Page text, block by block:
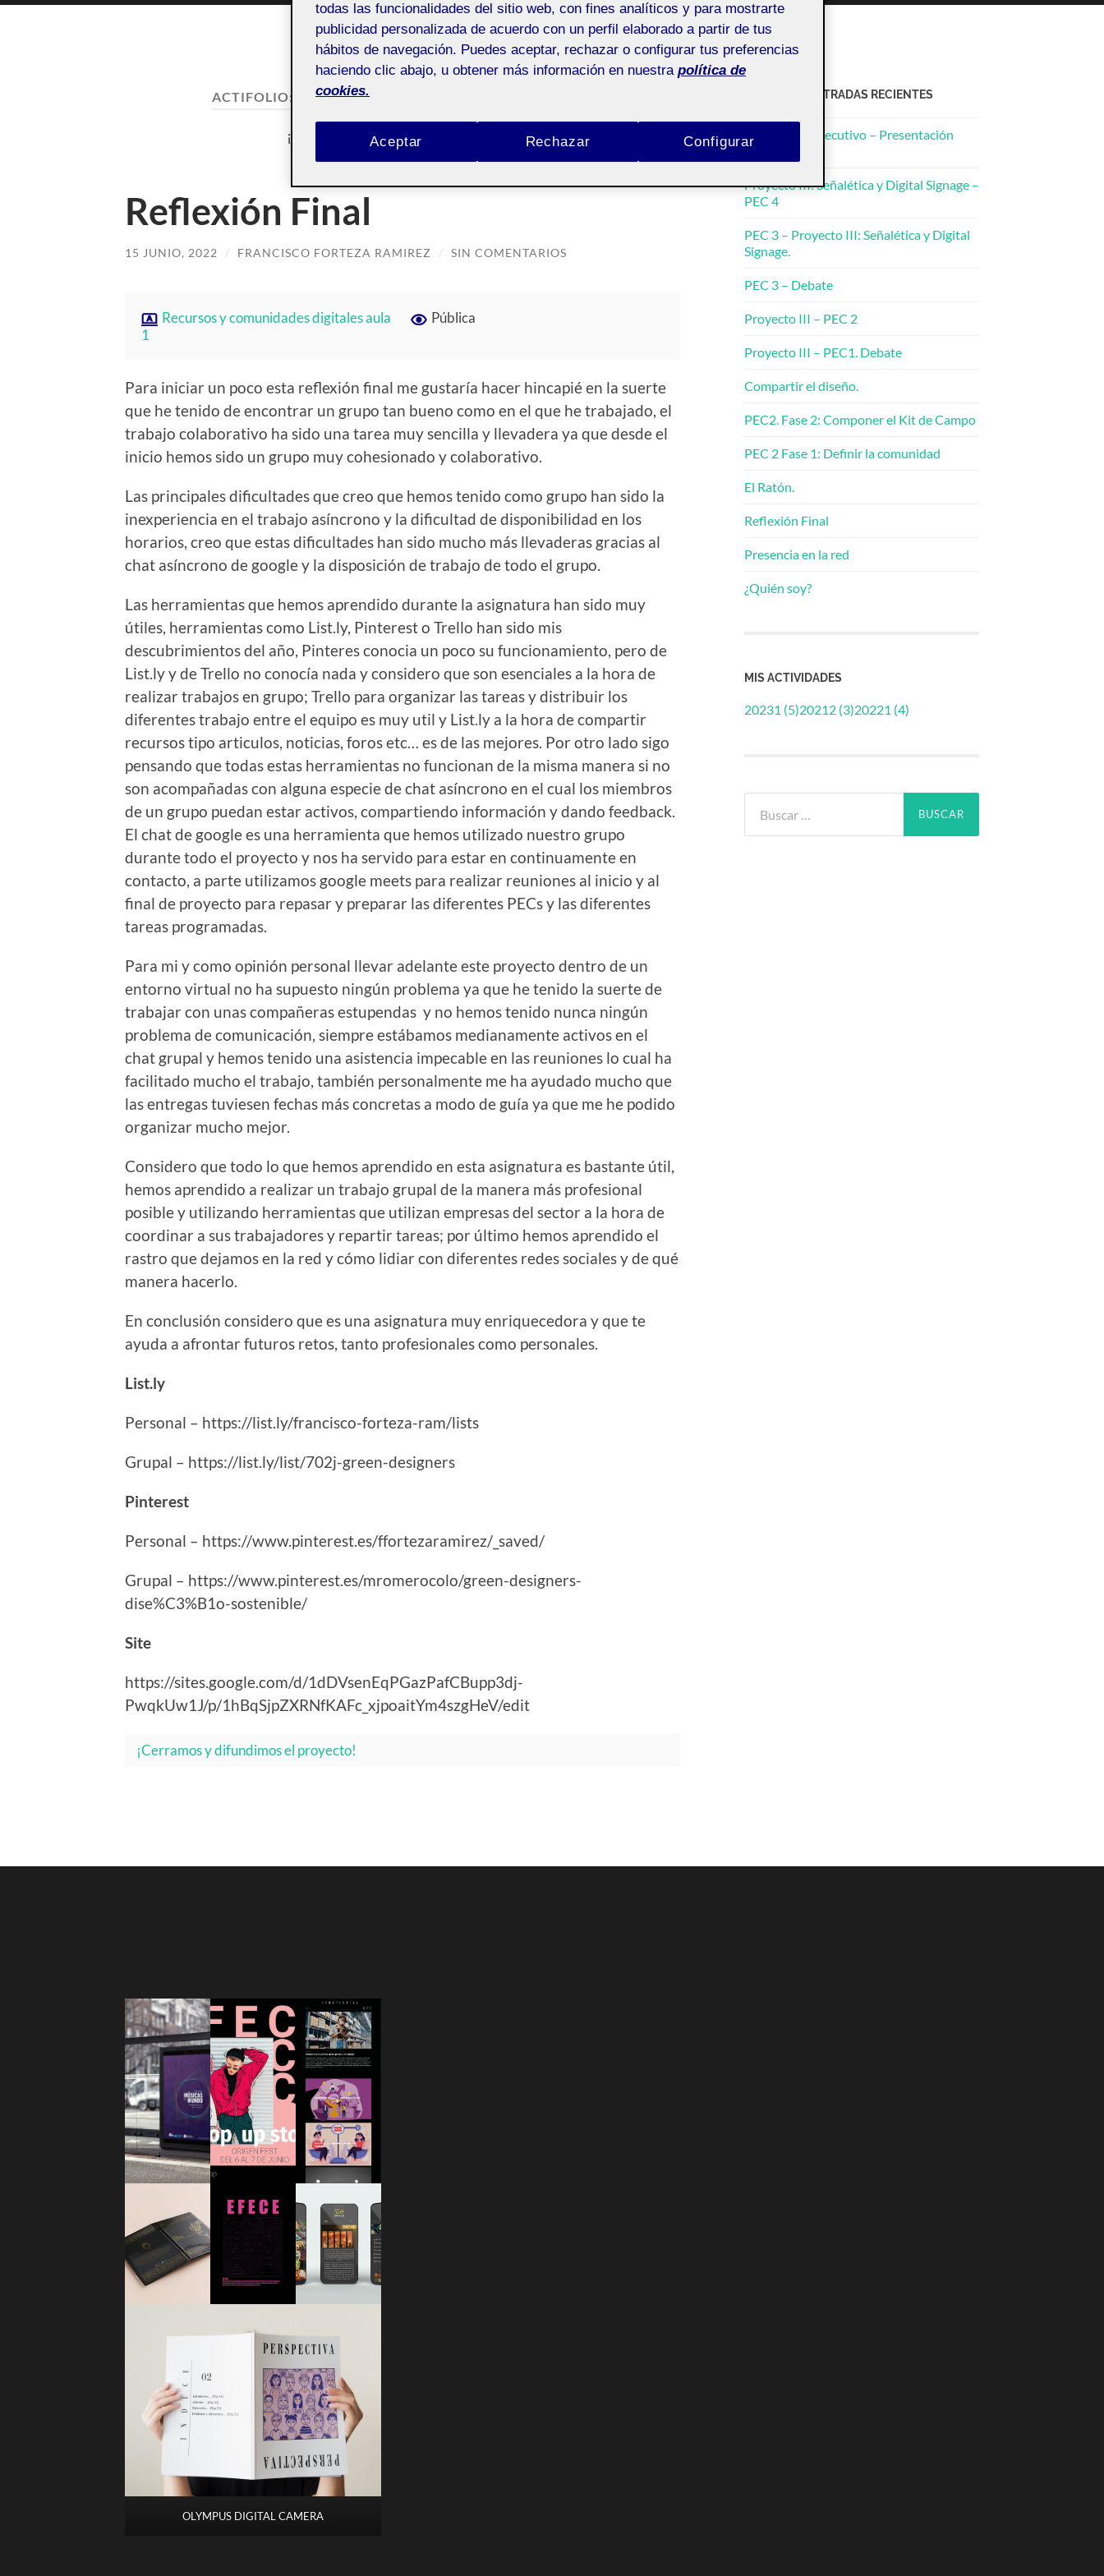
ACTIFOLIO: ¡CERRAMOS Y DIFUNDIMOS EL PROYECTO!
¡Cerramos y difundimos el proyecto!
Reflexión Final
15 JUNIO, 2022 / FRANCISCO FORTEZA RAMIREZ / SIN COMENTARIOS
Recursos y comunidades digitales aula
1
Pública
Para iniciar un poco esta reflexión final me gustaría hacer hincapié en la suerte
que he tenido de encontrar un grupo tan bueno como en el que he trabajado, el
trabajo colaborativo ha sido una tarea muy sencilla y llevadera ya que desde el
inicio hemos sido un grupo muy cohesionado y colaborativo.
Las principales dificultades que creo que hemos tenido como grupo han sido la
inexperiencia en el trabajo asíncrono y la dificultad de disponibilidad en los
horarios, creo que estas dificultades han sido mucho más llevaderas gracias al
chat asíncrono de google y la disposición de trabajo de todo el grupo.
Las herramientas que hemos aprendido durante la asignatura han sido muy
útiles, herramientas como List.ly, Pinterest o Trello han sido mis
descubrimientos del año, Pinteres conocia un poco su funcionamiento, pero de
List.ly y de Trello no conocía nada y considero que son esenciales a la hora de
realizar trabajos en grupo; Trello para organizar las tareas y distribuir los
diferentes trabajo entre el equipo es muy util y List.ly a la hora de compartir
recursos tipo articulos, noticias, foros etc… es de las mejores. Por otro lado sigo
pensando que todas estas herramientas no funcionan de la misma manera si no
son acompañadas con alguna especie de chat asíncrono en el cual los miembros
de un grupo puedan estar activos, compartiendo información y dando feedback.
El chat de google es una herramienta que hemos utilizado nuestro grupo
durante todo el proyecto y nos ha servido para estar en continuamente en
contacto, a parte utilizamos google meets para realizar reuniones al inicio y al
final de proyecto para repasar y preparar las diferentes PECs y las diferentes
tareas programadas.
Para mi y como opinión personal llevar adelante este proyecto dentro de un
entorno virtual no ha supuesto ningún problema ya que he tenido la suerte de
trabajar con unas compañeras estupendas y no hemos tenido nunca ningún
problema de comunicación, siempre estábamos medianamente activos en el
chat grupal y hemos tenido una asistencia impecable en las reuniones lo cual ha
facilitado mucho el trabajo, también personalmente me ha ayudado mucho que
las entregas tuviesen fechas más concretas a modo de guía ya que me he podido
organizar mucho mejor.
Considero que todo lo que hemos aprendido en esta asignatura es bastante útil,
hemos aprendido a realizar un trabajo grupal de la manera más profesional
posible y utilizando herramientas que utilizan empresas del sector a la hora de
coordinar a sus trabajadores y repartir tareas; por último hemos aprendido el
rastro que dejamos en la red y cómo lidiar con diferentes redes sociales y de qué
manera hacerlo.
En conclusión considero que es una asignatura muy enriquecedora y que te
ayuda a afrontar futuros retos, tanto profesionales como personales.
List.ly
Personal – https://list.ly/francisco-forteza-ram/lists
Grupal – https://list.ly/list/702j-green-designers
Pinterest
Personal – https://www.pinterest.es/ffortezaramirez/_saved/
Grupal – https://www.pinterest.es/mromerocolo/green-designers-
dise%C3%B1o-sostenible/
Site
https://sites.google.com/d/1dDVsenEqPGazPafCBupp3dj-
PwqkUw1J/p/1hBqSjpZXRNfKAFc_xjpoaitYm4szgHeV/edit
¡Cerramos y difundimos el proyecto!
ACTIFOLIO ENTRADAS RECIENTES
Documento Ejecutivo – Presentación
Pecha Kucha.
Proyecto III: Señalética y Digital Signage –
PEC 4
PEC 3 – Proyecto III: Señalética y Digital
Signage.
PEC 3 – Debate
Proyecto III – PEC 2
Proyecto III – PEC1. Debate
Compartir el diseño.
PEC2. Fase 2: Componer el Kit de Campo
PEC 2 Fase 1: Definir la comunidad
El Ratón.
Reflexión Final
Presencia en la red
¿Quién soy?
MIS ACTIVIDADES
20231 (5)20212 (3)20221 (4)
OLYMPUS DIGITAL CAMERA
todas las funcionalidades del sitio web, con fines analíticos y para mostrarte
publicidad personalizada de acuerdo con un perfil elaborado a partir de tus
hábitos de navegación. Puedes aceptar, rechazar o configurar tus preferencias
haciendo clic abajo, u obtener más información en nuestra política de
cookies.
Rechazar
Aceptar Configurar